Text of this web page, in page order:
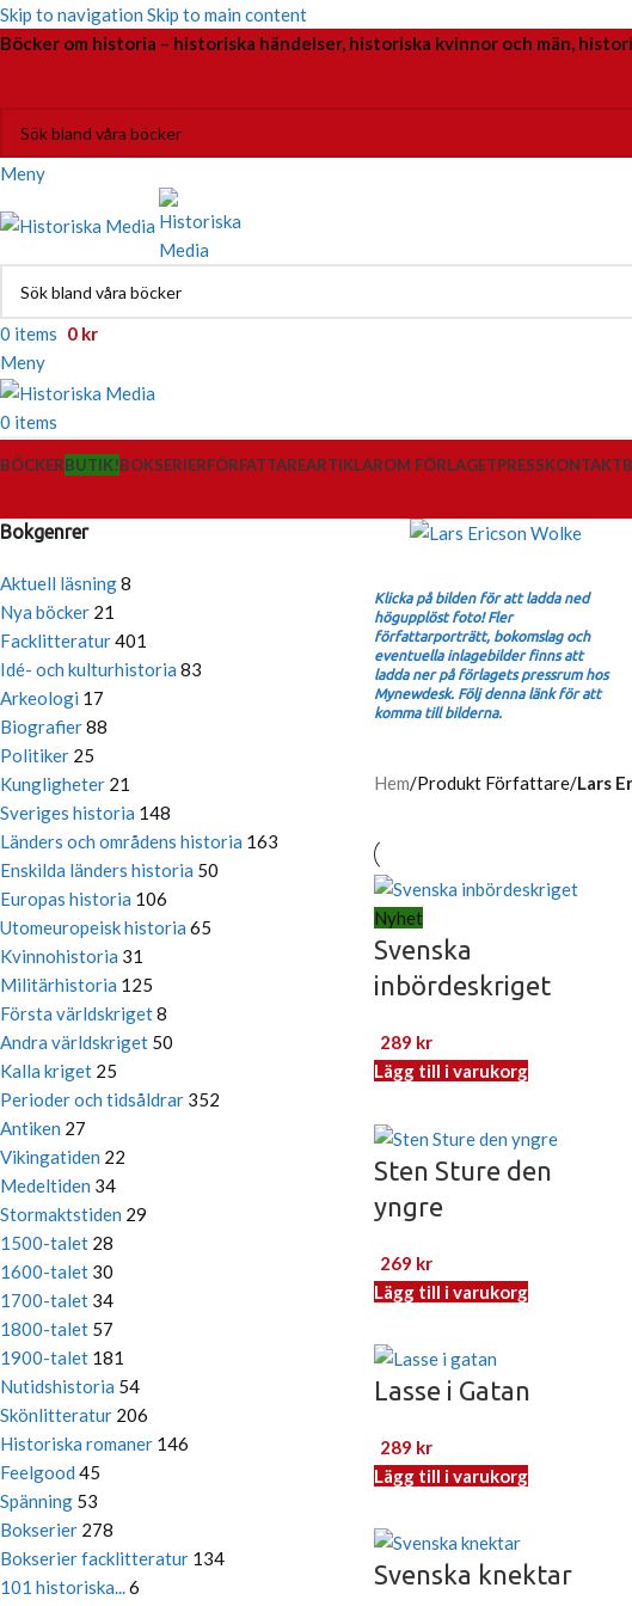
Skip to navigation Skip to main content
Böcker om historia – historiska händelser, historiska kvinnor och män,
Meny
0 items 0 kr
Meny
0 items
BÖCKERBUTIK!BOKSERIERFÖRFATTAREARTIKLAROM FÖRLAGETPRESSKONTAKT
Bokgenrer
Aktuell läsning8
Nya böcker 21
Facklitteratur401
Idé- och kulturhistoria 83
Arkeologi 17
Biografier88
Politiker 25
Kungligheter 21
Sveriges historia 148
Länders och områdens historia 163
Enskilda länders historia 50
Europas historia 106
Utomeuropeisk historia 65
Kvinnohistoria 31
Militärhistoria 125
Första världskriget8
Andra världskriget 50
Kalla kriget 25
Perioder och tidsåldrar 352
Antiken 27
Vikingatiden 22
Medeltiden 34
Stormaktstiden 29
1500-talet 28
1600-talet 30
1700-talet 34
1800-talet 57
1900-talet 181
Nutidshistoria 54
Skönlitteratur 206
Historiska romaner 146
Feelgood 45
Spänning 53
Bokserier 278
Bokserier facklitteratur 134
101 historiska...6
Klicka på bilden för att ladda ned
högupplöst foto! Fler
författarporträtt, bokomslag och
eventuella inlagebilder finns att
ladda ner på förlagets pressrum hos
Mynewdesk. Följ denna länk för att
komma till bilderna.
Hem/Produkt Författare/Lars
Nyhet
Svenska
inbördeskriget
289 kr
Lägg till i varukorg
Sten Sture den
yngre
269 kr
Lägg till i varukorg
Lasse i Gatan
289 kr
Lägg till i varukorg
Svenska knektar